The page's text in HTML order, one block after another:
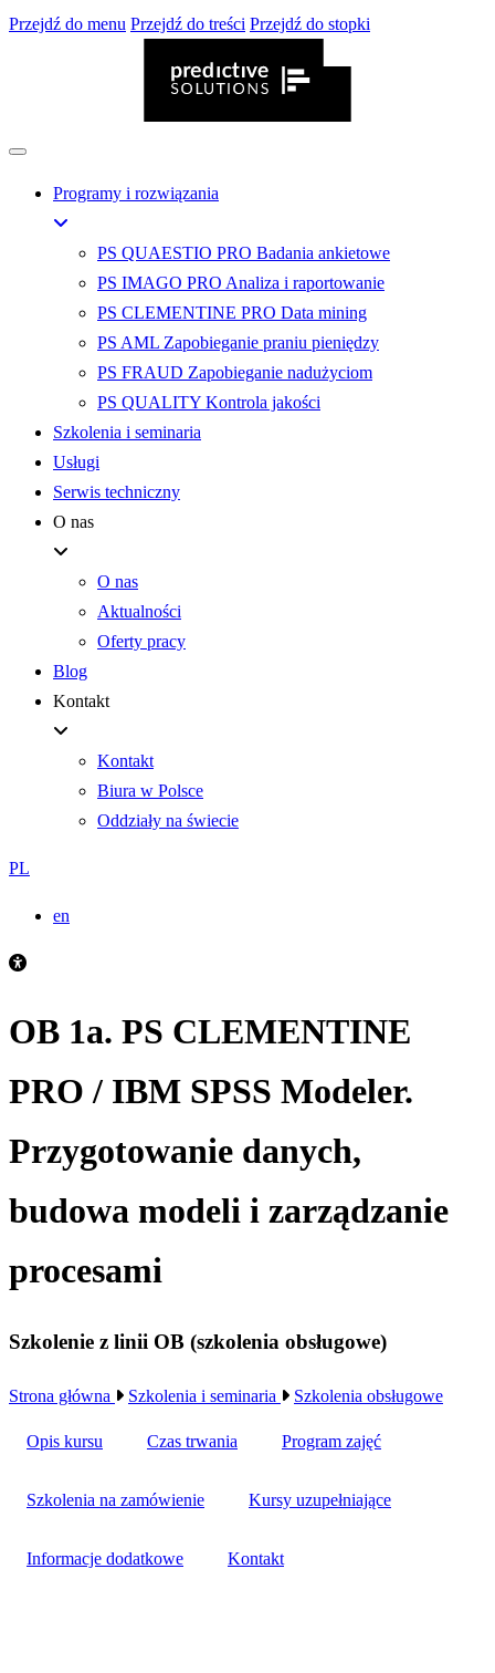
Przejdź do menu Przejdź do treści Przejdź do stopki
Programy i rozwiązania
PS QUAESTIO PRO Badania ankietowe
PS IMAGO PRO Analiza i raportowanie
PS CLEMENTINE PRO Data mining
PS AML Zapobieganie praniu pieniędzy
PS FRAUD Zapobieganie nadużyciom
PS QUALITY Kontrola jakości
Szkolenia i seminaria
Usługi
Serwis techniczny
O nas
O nas
Aktualności
Oferty pracy
Blog
Kontakt
Kontakt
Biura w Polsce
Oddziały na świecie
PL
en
OB 1a. PS CLEMENTINE
PRO / IBM SPSS Modeler.
Przygotowanie danych,
budowa modeli i zarządzanie
procesami
Szkolenie z linii OB (szkolenia obsługowe)
Strona główna Szkolenia i seminaria Szkolenia obsługowe
Opis kursu Czas trwania Program zajęć
Szkolenia na zamówienie Kursy uzupełniające
Informacje dodatkowe Kontakt